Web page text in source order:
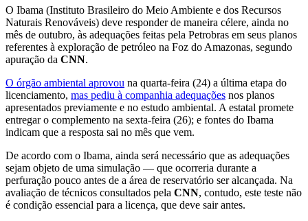
O Ibama (Instituto Brasileiro do Meio Ambiente e dos Recursos
Naturais Renováveis) deve responder de maneira célere, ainda no
mês de outubro, às adequações feitas pela Petrobras em seus planos
referentes à exploração de petróleo na Foz do Amazonas, segundo
apuração da CNN.
O órgão ambiental aprovou na quarta-feira (24) a última etapa do
licenciamento, mas pediu à companhia adequações nos planos
apresentados previamente e no estudo ambiental. A estatal promete
entregar o complemento na sexta-feira (26); e fontes do Ibama
indicam que a resposta sai no mês que vem.
De acordo com o Ibama, ainda será necessário que as adequações
sejam objeto de uma simulação — que ocorreria durante a
perfuração pouco antes de a área de reservatório ser alcançada. Na
avaliação de técnicos consultados pela CNN, contudo, este teste não
é condição essencial para a licença, que deve sair antes.